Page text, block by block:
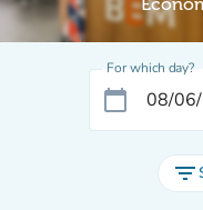
For which day?
calendar_today
filter_list